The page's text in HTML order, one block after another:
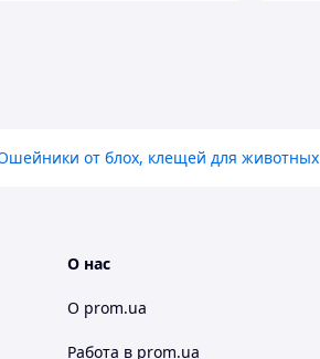
от блох, клещей для животных
О нас
О prom.ua
Работа в prom.ua